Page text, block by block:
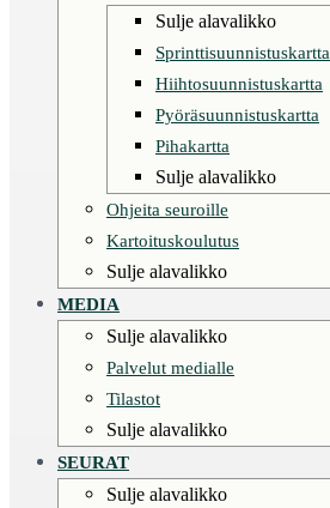
Sulje alavalikko
Sprinttisuunnistuskartta
Hiihtosuunnistuskartta
Pyöräsuunnistuskartta
Pihakartta
Sulje alavalikko
Ohjeita seuroille
Kartoituskoulutus
Sulje alavalikko
MEDIA
Sulje alavalikko
Palvelut medialle
Tilastot
Sulje alavalikko
SEURAT
Sulje alavalikko